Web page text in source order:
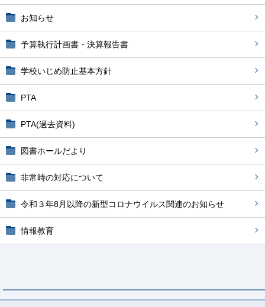
お知らせ
予算執行計画書・決算報告書
学校いじめ防止基本方針
PTA
PTA(過去資料)
図書ホールだより
非常時の対応について
令和３年8月以降の新型コロナウイルス関連のお知らせ
情報教育